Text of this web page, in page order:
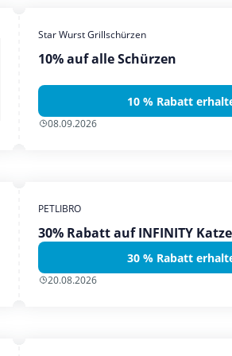
Star Wurst Grillschürzen
10% auf alle Schürzen
10 % Rabatt
08.09.2026
PETLIBRO
30% Rabatt auf INFINITY
30 % Rabatt
20.08.2026